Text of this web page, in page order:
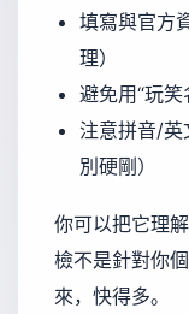
填寫與官方
理）
避免用“玩
注意拼音/英
別硬剛）
你可以把它理
檢不是針對你
來，快得多。